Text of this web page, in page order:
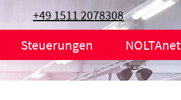
Steuerungen NOLTAnet
+49 1511 2078308